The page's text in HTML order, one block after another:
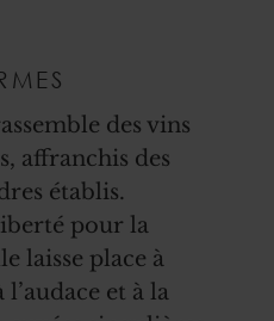
des vins
affranchis des
établis.
pour la
laisse place à
et à la